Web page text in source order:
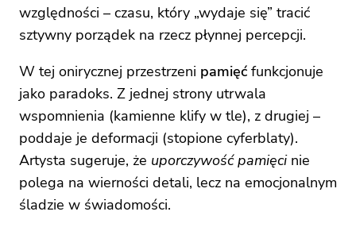
względności – czasu, który „wydaje się” tracić
sztywny porządek na rzecz płynnej percepcji.
W tej onirycznej przestrzeni pamięć funkcjonuje
jako paradoks. Z jednej strony utrwala
wspomnienia (kamienne klify w tle), z drugiej –
poddaje je deformacji (stopione cyferblaty).
Artysta sugeruje, że uporczywość pamięcinie
polega na wierności detali, lecz na emocjonalnym
śladzie w świadomości.